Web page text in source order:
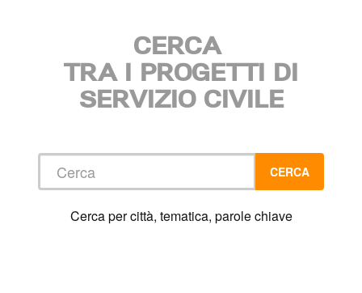
CERCA
TRA I PROGETTI DI
SERVIZIO CIVILE
Cerca
CERCA
Cerca per città, tematica, parole chiave